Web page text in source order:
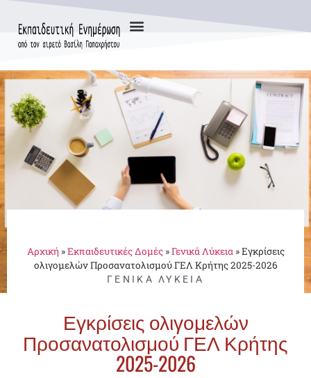
Αρχική »Εκπαιδευτικές Δομές»Γενικά Λύκεια»Εγκρίσεις
ολιγομελών Προσανατολισμού ΓΕΛ Κρήτης 2025-2026
ΓΕΝΙΚΆ ΛΎΚΕΙΑ
Εγκρίσεις ολιγομελών
Προσανατολισμού ΓΕΛ Κρήτης
2025-2026